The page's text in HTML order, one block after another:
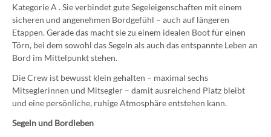
Kategorie A . Sie verbindet gute Segeleigenschaften mit einem
sicheren und angenehmen Bordgefühl – auch auf längeren
Etappen. Gerade das macht sie zu einem idealen Boot für einen
Törn, bei dem sowohl das Segeln als auch das entspannte Leben an
Bord im Mittelpunkt stehen.
Die Crew ist bewusst klein gehalten – maximal sechs
Mitseglerinnen und Mitsegler – damit ausreichend Platz bleibt
und eine persönliche, ruhige Atmosphäre entstehen kann.
Segeln und Bordleben